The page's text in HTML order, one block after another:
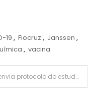
19 , Fiocruz , Janssen ,
, vacina
SP envia protocolo do estudo clínico da Butanvac à Anvisa